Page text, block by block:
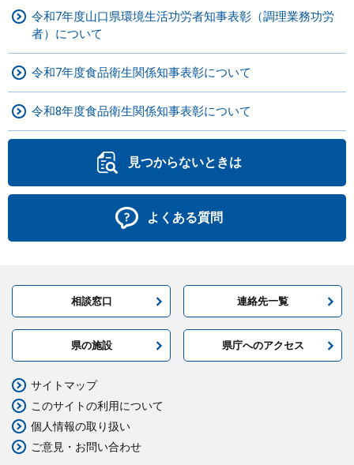
令和7年度山口県環境生活功労者知事表彰（調理業務功労
者）について
令和7年度食品衛生関係知事表彰について
令和8年度食品衛生関係知事表彰について
見つからないときは
よくある質問
相談窓口 連絡先一覧
県の施設 県庁へのアクセス
サイトマップ
このサイトの利用について
個人情報の取り扱い
ご意見・お問い合わせ